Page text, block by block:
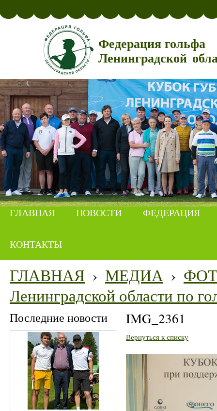
Федерация гольфа
Ленинградской
ГЛАВНАЯ НОВОСТИ ФЕДЕРАЦИЯ
КОНТАКТЫ
ГЛАВНАЯ › МЕДИА ›
Ленинградской области по
Последние новости IMG_2361
Вернуться к списку